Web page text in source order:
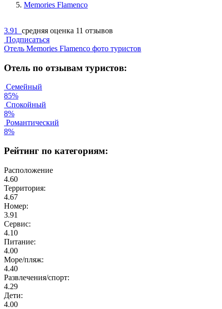
Memories Flamenco
3.91 средняя оценка 11 отзывов
Подписаться
Отель Memories Flamenco фото туристов
Отель по отзывам туристов:
Семейный
85%
Спокойный
8%
Романтический
8%
Рейтинг по категориям:
Расположение
4.60
Территория:
4.67
Номер:
3.91
Сервис:
4.10
Питание:
4.00
Море/пляж:
4.40
Развлечения/спорт:
4.29
Дети:
4.00